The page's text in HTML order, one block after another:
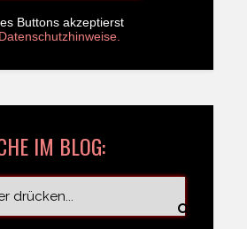
Buttons akzeptierst
Datenschutzhinweise.
IM BLOG: